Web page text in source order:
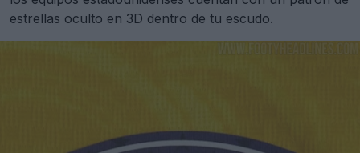
estrellas oculto en 3D dentro de tu escudo.